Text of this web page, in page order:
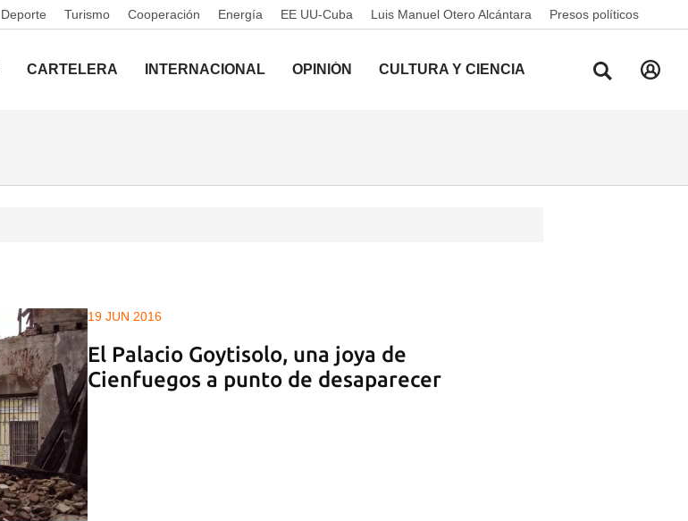
Deporte Turismo Cooperación Energía EE UU-Cuba Luis Manuel Otero Alcántara Presos políticos
CARTELERA INTERNACIONAL OPINIÓN CULTURA Y CIENCIA
19 JUN 2016
El Palacio Goytisolo, una joya de
Cienfuegos a punto de desaparecer